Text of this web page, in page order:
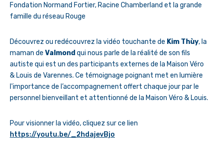
Fondation Normand Fortier, Racine Chamberland et la grande
famille du réseau Rouge
Découvrez ou redécouvrez la vidéo touchante de Kim Thùy, la
maman de Valmond qui nous parle de la réalité de son fils
autiste qui est un des participants externes de la Maison Véro
& Louis de Varennes. Ce témoignage poignant met en lumière
l'importance de l’accompagnement offert chaque jour par le
personnel bienveillant et attentionné de la Maison Véro & Louis.
Pour visionner la vidéo, cliquez sur ce lien
https://youtu.be/_2hdajevBjo